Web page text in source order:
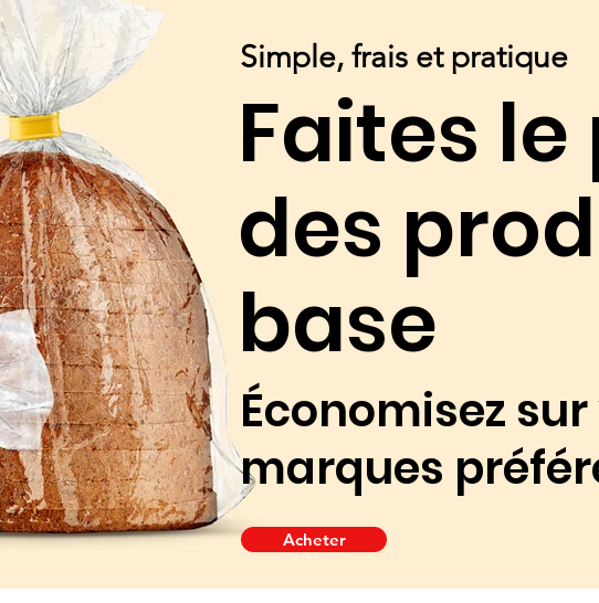
Simple, frais et pratique
Faites
des
base
Économisez
marques
Acheter